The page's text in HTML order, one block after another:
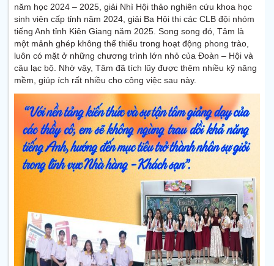
năm học 2024 – 2025, giải Nhì Hội thảo nghiên cứu khoa học
sinh viên cấp tỉnh năm 2024, giải Ba Hội thi các CLB đội nhóm
tiếng Anh tỉnh Kiên Giang năm 2025. Song song đó, Tâm là
một mảnh ghép không thể thiếu trong hoạt động phong trào,
luôn có mặt ở những chương trình lớn nhỏ của Đoàn – Hội và
câu lạc bộ. Nhờ vậy, Tâm đã tích lũy được thêm nhiều kỹ năng
mềm, giúp ích rất nhiều cho công việc sau này.